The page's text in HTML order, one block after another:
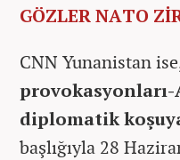
GÖZLER NATO
CNN Yunanistan
diplomatik
başlığıyla 28